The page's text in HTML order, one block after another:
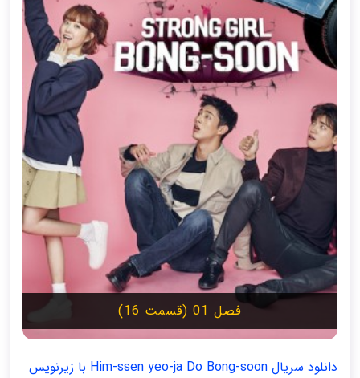
فصل 01 (قسمت 16)
دانلود سریال Him-ssen yeo-ja Do Bong-soon با زیرنویس